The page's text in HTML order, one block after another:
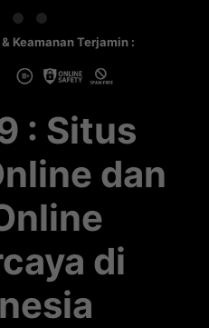
Keamanan Terjamin :
: Situs
dan
di